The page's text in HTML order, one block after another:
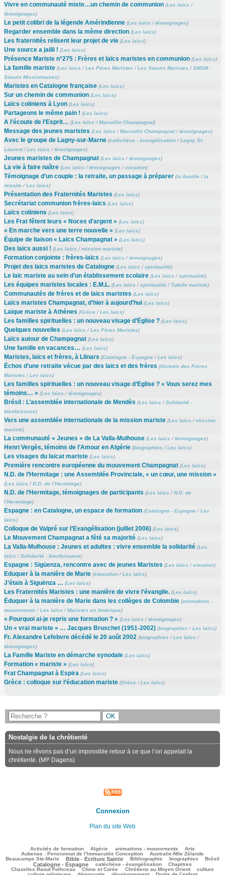
Vivre en communauté mixte…un chemin de communion (Les laïcs /
témoignages)
Le petit colibri de la légende Amérindienne (Les laïcs /témoignages)
Regarder ensemble dans la même direction (Les laïcs)
Les fraternités relisent leur projet de vie (Les laïcs)
Une source a jailli ! (Les laïcs)
Présence Mariste n°275 : Frères et laïcs maristes en communion (Les laïcs)
La famille mariste (Les laïcs /Les Pères Maristes /Les Soeurs Maristes /SMSM -
Soeurs Missionnaires)
Maristes en Catalogne française (Les laïcs)
Sur un chemin de communion (Les laïcs)
Laïcs coliniens à Lyon (Les laïcs)
Partageons le même pain ! (Les laïcs)
A l’écoute de l’Esprit… (Les laïcs /Marcellin Champagnat)
Message des jeunes maristes (Les laïcs /Marcellin Champagnat/témoignages)
Avec le groupe de Lagny-sur-Marne (catéchèse - évangélisation/Lagny St-
Laurent/Les laïcs /témoignages)
Jeunes maristes de Champagnat (Les laïcs /témoignages)
La vie à faire naître (Les laïcs /témoignages /vocation)
Témoignage d’un couple : la retraite, un passage à préparer (la famille/la
retraite/Les laïcs)
Présentation des Fraternités Maristes (Les laïcs)
Secrétariat communion frères-laïcs (Les laïcs)
Laïcs coliniens (Les laïcs)
Les Frat fêtent leurs « Noces d’argent » (Les laïcs)
« En marche vers une terre nouvelle » (Les laïcs)
Équipe de liaison « Laïcs Champagnat » (Les laïcs)
Des laïcs aussi ! (Les laïcs /mission mariste)
Formation conjointe : frères-laïcs (Les laïcs /témoignages)
Projet des laïcs maristes de Catalogne (Les laïcs /spiritualité)
Le laïc mariste au sein d’un établissement scolaire (Les laïcs /spiritualité)
Les équipes maristes locales : E.M.L. (Les laïcs /spiritualité/ Tutelle mariste)
Communautés de frères et de laïcs maristes (Les laïcs)
Laïcs maristes Champagnat, d’hier à aujourd’hui (Les laïcs)
Laïque mariste à Athènes (Grèce/Les laïcs)
Les familles spirituelles : un nouveau visage d’Église ? (Les laïcs)
Quelques nouvelles (Les laïcs /Les Pères Maristes)
Laïcs autour de Champagnat (Les laïcs)
Une famille en vacances… (Les laïcs)
Maristes, laïcs et frères, à Llinars (Catalogne - Espagne/Les laïcs)
Échos d’une retraite vécue par des laïcs et des frères (Histoire des Frères
Maristes /Les laïcs)
Les familles spirituelles : un nouveau visage d’Eglise ? « Vous serez mes
témoins… » (Les laïcs /témoignages)
Brésil : L’assemblée internationale de Mendès (Les laïcs /Solidarité -
bienfaisance)
Vers une assemblée internationale de la mission mariste (Les laïcs /mission
mariste)
La communauté « Jeunes » de La Valla-Mulhouse (Les laïcs /témoignages)
Henri Vergès, témoins de l’Amour en Algérie (biographies /Les laïcs)
Les visages du laïcat mariste (Les laïcs)
Première rencontre européenne du mouvement Champagnat (Les laïcs)
N.D. de l’Hermitage : une Assemblée Provinciale, « un cœur, une mission »
(Les laïcs /N.D. de l’Hermitage)
N.D. de l’Hermitage, témoignages de participants (Les laïcs /N.D. de
l’Hermitage)
Espagne : en Catalogne, un espace de formation (Catalogne - Espagne/Les
laïcs)
Colloque de Valpré sur l’Evangélisation (juillet 2006) (Les laïcs)
Le Mouvement Champagnat a fêté sa majorité (Les laïcs)
La Valla-Mulhouse : Jeunes et adultes : vivre ensemble la solidarité (Les
laïcs /Solidarité - bienfaisance)
Espagne : Sigüenza, rencontre avec de jeunes Maristes (Les laïcs /vocation)
Eduquer à la manière de Marie (éducation/Les laïcs)
J’étais à Siguënza … (Les laïcs)
Les Fraternités Maristes : une manière de vivre l’évangile. (Les laïcs)
Éduquer à la manière de Marie dans les collèges de Colombie (animations -
mouvements /Les laïcs /Maristes en Amérique)
« Pourquoi ai-je repris une formation ? » (Les laïcs /témoignages)
Un « vrai mariste » … Jacques Bruschet (1951-2002) (biographies /Les laïcs)
Fr. Alexandre Lefebvre décédé le 20 août 2002 (biographies /Les laïcs /
témoignages)
La Famille Mariste en démarche synodale (Les laïcs)
Formation « mariste » (Les laïcs)
Frat Champagnat à Espira (Les laïcs)
Grèce : colloque sur l’éducation mariste (Grèce/Les laïcs)
Nostalgie de la chrétienté
Nous ne rêvons pas d’un impossible retour à ce que l’on appelait la
chrétienté. (Mgr Dagens)
Connexion
Plan du site Web
Activités de formation Algérie animations - mouvements Arts
Aubenas : Pensionnat de l’Immaculée Conception
50/3501 Australie-Nlle Zélande
85/3501
Beaucamps Ste-Marie
954/3501 Bible - Ecriture Sainte
95/3501 Bibliographie
620/3501 biographies
134/3501 Brésil
894/3501
Catalogne - Espagne catéchèse - évangélisation Chapitres
Chazelles Raoul Follereau
141/3501 Chine et Corée
253/3501 Chrétiens au Moyen Orient
551/3501 culture
46/3501